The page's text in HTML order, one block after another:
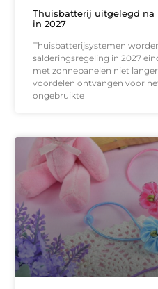
Thuisbatterij uitgelegd na
in 2027
Thuisbatterijsystemen
salderingsregeling in 2027
met zonnepanelen niet
voordelen ontvangen voor
ongebruikte